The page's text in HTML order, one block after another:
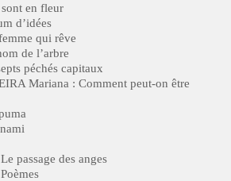
en fleur
d’idées
qui rêve
de l’arbre
péchés capitaux
Mariana : Comment peut-on être
passage des anges